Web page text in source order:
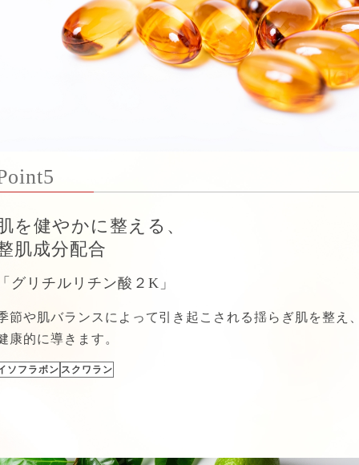
を健やかに整える、
肌成分配合
グリチルリチン酸２K」
節や肌バランスによって引き起こされる揺らぎ肌を整え
康的に導きます。
ソフラボン スクワラン